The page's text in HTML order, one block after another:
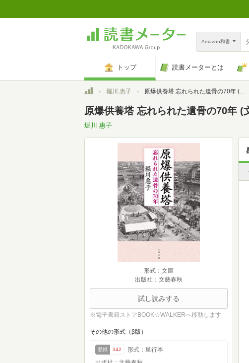
Amazon和書
トップ 読書メーターとは
トップ堀川 惠子 原爆供養塔 忘れられた遺骨の70年 (文春文庫 ほ 24-1)
原爆供養塔 忘れられた遺骨の70年 (
堀川 惠子
形式：文庫
出版社：文藝春秋
試し読みする
※電子書籍ストアBOOK☆WALKERへ移動します
その他の形式（β版）
登録 342
形式：単行本